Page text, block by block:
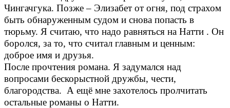
Чингачгука. Позже – Элизабет от огня, под страхом
быть обнаруженным судом и снова попасть в
тюрьму. Я считаю, что надо равняться на Натти . Он
боролся, за то, что считал главным и ценным:
доброе имя и друзья.
После прочтения романа. Я задумался над
вопросами бескорыстной дружбы, чести,
благородства. А ещё мне захотелось пролчитать
остальные романы о Натти.